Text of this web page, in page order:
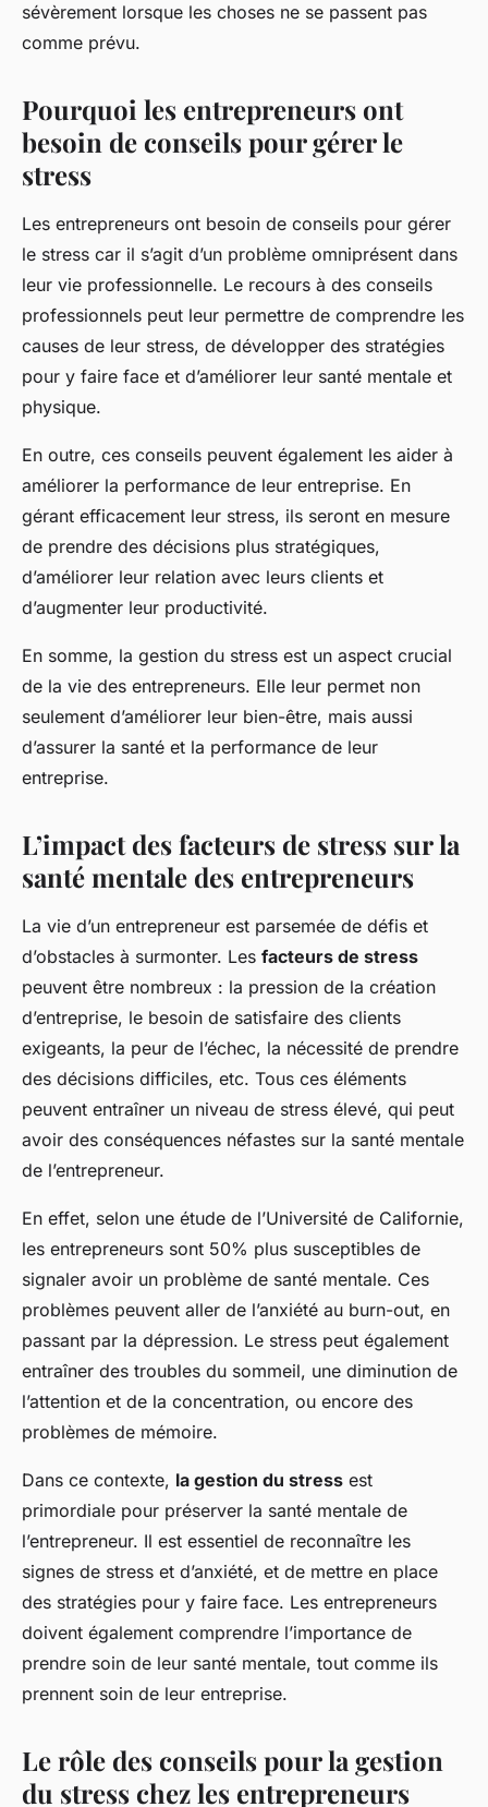
sévèrement lorsque les choses ne se passent pas
comme prévu.
Pourquoi les entrepreneurs ont
besoin de conseils pour gérer le
stress
Les entrepreneurs ont besoin de conseils pour gérer
le stress car il s’agit d’un problème omniprésent dans
leur vie professionnelle. Le recours à des conseils
professionnels peut leur permettre de comprendre les
causes de leur stress, de développer des stratégies
pour y faire face et d’améliorer leur santé mentale et
physique.
En outre, ces conseils peuvent également les aider à
améliorer la performance de leur entreprise. En
gérant efficacement leur stress, ils seront en mesure
de prendre des décisions plus stratégiques,
d’améliorer leur relation avec leurs clients et
d’augmenter leur productivité.
En somme, la gestion du stress est un aspect crucial
de la vie des entrepreneurs. Elle leur permet non
seulement d’améliorer leur bien-être, mais aussi
d’assurer la santé et la performance de leur
entreprise.
L’impact des facteurs de stress sur la
santé mentale des entrepreneurs
La vie d’un entrepreneur est parsemée de défis et
d’obstacles à surmonter. Les facteurs de stress
peuvent être nombreux : la pression de la création
d’entreprise, le besoin de satisfaire des clients
exigeants, la peur de l’échec, la nécessité de prendre
des décisions difficiles, etc. Tous ces éléments
peuvent entraîner un niveau de stress élevé, qui peut
avoir des conséquences néfastes sur la santé mentale
de l’entrepreneur.
En effet, selon une étude de l’Université de Californie,
les entrepreneurs sont 50% plus susceptibles de
signaler avoir un problème de santé mentale. Ces
problèmes peuvent aller de l’anxiété au burn-out, en
passant par la dépression. Le stress peut également
entraîner des troubles du sommeil, une diminution de
l’attention et de la concentration, ou encore des
problèmes de mémoire.
Dans ce contexte, la gestion du stress est
primordiale pour préserver la santé mentale de
l’entrepreneur. Il est essentiel de reconnaître les
signes de stress et d’anxiété, et de mettre en place
des stratégies pour y faire face. Les entrepreneurs
doivent également comprendre l’importance de
prendre soin de leur santé mentale, tout comme ils
prennent soin de leur entreprise.
Le rôle des conseils pour la gestion
du stress chez les entrepreneurs